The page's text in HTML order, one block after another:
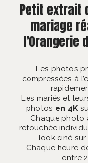
Petit extrait
mariage
l’Orangerie
Les photos
compressées à
Les mariés et
photos en 4K
Chaque photo
retouchée
look ciné sur
Chaque heure
entre